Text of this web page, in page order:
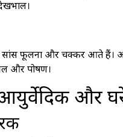
फूलना और चक्कर आते हैं।
और पोषण।
और